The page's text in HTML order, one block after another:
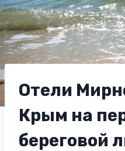
Отели
Крым на
береговой